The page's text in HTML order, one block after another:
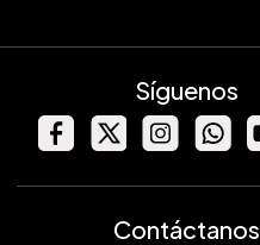
Síguenos
Contáctanos